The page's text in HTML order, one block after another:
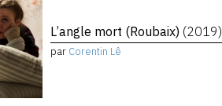
L’angle mort (Roubaix) (2019)
par Corentin Lê